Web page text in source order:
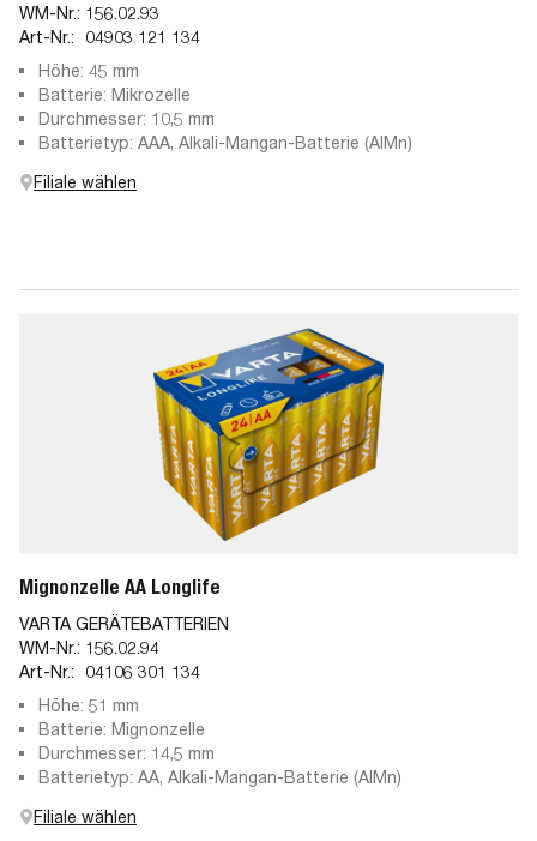
WM-Nr.: 156.02.93
Art-Nr.:
04903 121 134
Höhe: 45 mm
Batterie: Mikrozelle
Durchmesser: 10,5 mm
Batterietyp: AAA, Alkali-Mangan-Batterie (AlMn)
Filiale wählen
Mignonzelle AA Longlife
VARTA GERÄTEBATTERIEN
WM-Nr.: 156.02.94
Art-Nr.:
04106 301 134
Höhe: 51 mm
Batterie: Mignonzelle
Durchmesser: 14,5 mm
Batterietyp: AA, Alkali-Mangan-Batterie (AlMn)
Filiale wählen